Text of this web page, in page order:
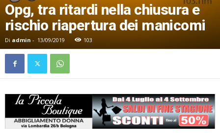
Opg, tra ritardi nella chiusura e
rischio riapertura dei manicomi
Di admin - 13/09/2019 103